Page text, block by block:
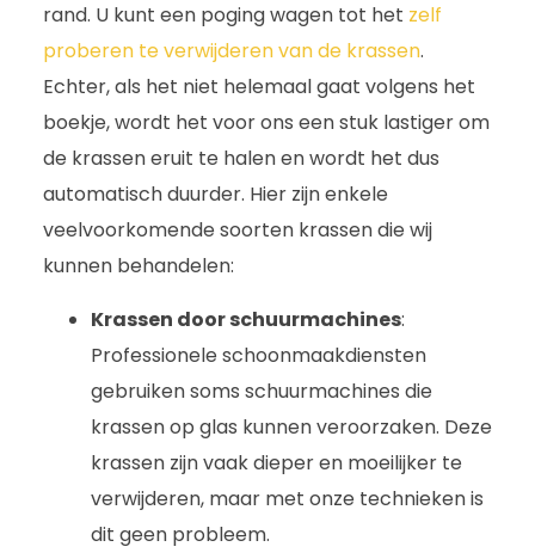
rand. U kunt een poging wagen tot het zelf
proberen te verwijderen van de krassen.
Echter, als het niet helemaal gaat volgens het
boekje, wordt het voor ons een stuk lastiger om
de krassen eruit te halen en wordt het dus
automatisch duurder. Hier zijn enkele
veelvoorkomende soorten krassen die wij
kunnen behandelen:
Krassen door schuurmachines:
Professionele schoonmaakdiensten
gebruiken soms schuurmachines die
krassen op glas kunnen veroorzaken. Deze
krassen zijn vaak dieper en moeilijker te
verwijderen, maar met onze technieken is
dit geen probleem.